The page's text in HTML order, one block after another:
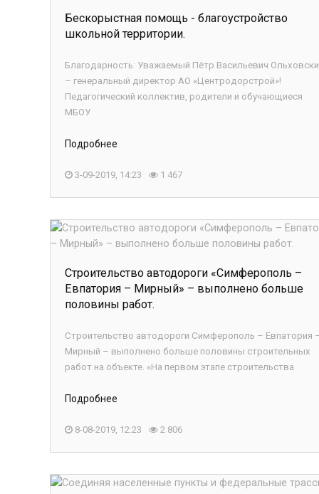
Бескорыстная помощь - благоустройство
школьной территории.
Благодарность: Уважаемый Пётр Васильевич
– генеральный директор АО «Центродорстрой»!
Педагогический коллектив, родители и обучающиеся
МБОУ
Подробнее
3-09-2019, 14:23 1 467
Строительство автодороги «Симферополь –
Евпатория – Мирный» – выполнено больше
половины работ.
Строительство автодороги Симферополь – Евпатория
Мирный – выполнено больше половины строительных
работ на объекте. «На первом этапе строительства
Подробнее
8-08-2019, 12:23 2 806